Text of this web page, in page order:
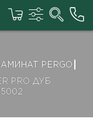
PERGO
PRO ДУБ